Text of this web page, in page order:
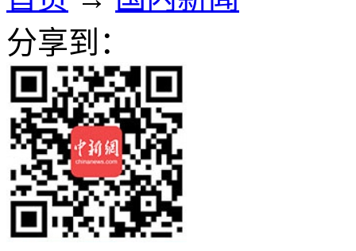
分享到：